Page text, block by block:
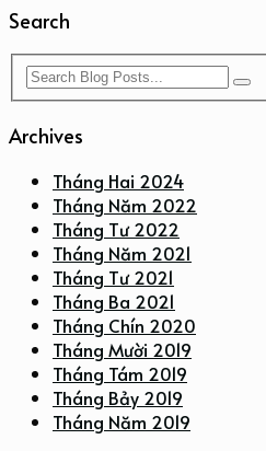
Search
Archives
Tháng Hai 2024
Tháng Năm 2022
Tháng Tư 2022
Tháng Năm 2021
Tháng Tư 2021
Tháng Ba 2021
Tháng Chín 2020
Tháng Mười 2019
Tháng Tám 2019
Tháng Bảy 2019
Tháng Năm 2019